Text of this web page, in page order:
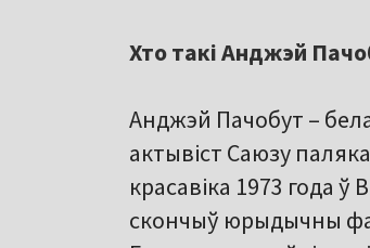
Хто такі Анджэй
Анджэй Пачобут –
актывіст Саюзу
красавіка 1973 года ў
скончыў юрыдычны